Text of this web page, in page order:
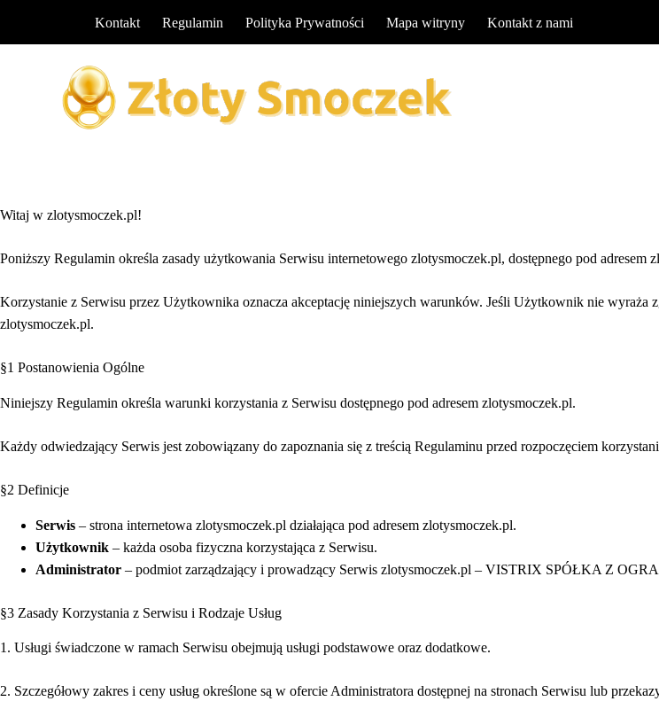
r
t
e
c
i
Kontakt Regulamin Polityka Prywatności Mapa witryny Kontakt z nami
Witaj w zlotysmoczek.pl!
Poniższy Regulamin określa zasady użytkowania Serwisu internetowego zlotysmoczek.pl, dostępnego pod adresem
Korzystanie z Serwisu przez Użytkownika oznacza akceptację niniejszych warunków. Jeśli Użytkownik nie wyraża
zlotysmoczek.pl.
§1 Postanowienia Ogólne
Niniejszy Regulamin określa warunki korzystania z Serwisu dostępnego pod adresem zlotysmoczek.pl.
Każdy odwiedzający Serwis jest zobowiązany do zapoznania się z treścią Regulaminu przed rozpoczęciem
§2 Definicje
Serwis – strona internetowa zlotysmoczek.pl działająca pod adresem zlotysmoczek.pl.
Użytkownik – każda osoba fizyczna korzystająca z Serwisu.
Administrator – podmiot zarządzający i prowadzący Serwis zlotysmoczek.pl – VISTRIX SPÓŁKA Z
§3 Zasady Korzystania z Serwisu i Rodzaje Usług
1. Usługi świadczone w ramach Serwisu obejmują usługi podstawowe oraz dodatkowe.
2. Szczegółowy zakres i ceny usług określone są w ofercie Administratora dostępnej na stronach Serwisu lub